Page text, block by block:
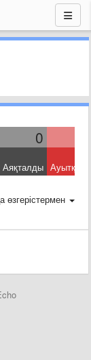
0
Аяқталды
өзгерістермен